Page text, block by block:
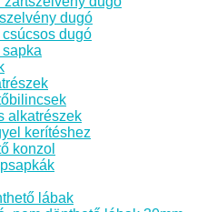
dugó
dugó
alkatrészek
kerítéshez
konzol
lábak